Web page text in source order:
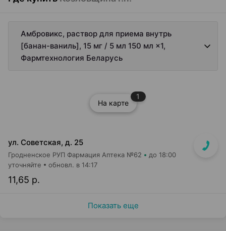
Амбровикс, раствор для приема внутрь
[банан-ваниль], 15 мг / 5 мл 150 мл ×1,
Фармтехнология Беларусь
На карте
1
ул. Советская, д. 25
Гродненское РУП Фармация Аптека №62 до 18:00
11,65 р.
уточняйте обновл. в 14:17
Показать еще